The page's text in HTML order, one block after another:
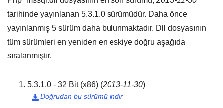
tarihinde yayınlanan 5.3.1.0 sürümüdür. Daha önce
yayınlanmış 5 sürüm daha bulunmaktadır. Dll dosyasının
tüm sürümleri en yeniden en eskiye doğru aşağıda
sıralanmıştır.
5.3.1.0 - 32 Bit (x86) (2013-11-30)
Doğrudan bu sürümü indir
